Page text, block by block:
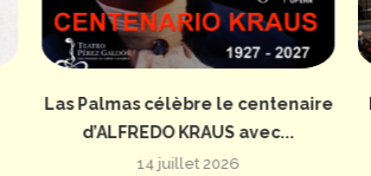
Las Palmas célèbre le centenaire
d’ALFREDO KRAUS avec...
14 juillet 2026